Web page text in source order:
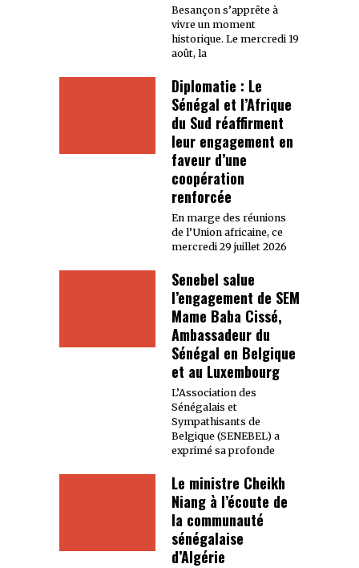
Besançon s’apprête à
vivre un moment
historique. Le mercredi 19
août, la
Diplomatie : Le
Sénégal et l’Afrique
du Sud réaffirment
leur engagement en
faveur d’une
coopération
renforcée
En marge des réunions
de l’Union africaine, ce
mercredi 29 juillet 2026
Senebel salue
l’engagement de SEM
Mame Baba Cissé,
Ambassadeur du
Sénégal en Belgique
et au Luxembourg
L’Association des
Sénégalais et
Sympathisants de
Belgique (SENEBEL) a
exprimé sa profonde
Le ministre Cheikh
Niang à l’écoute de
la communauté
sénégalaise
d’Algérie